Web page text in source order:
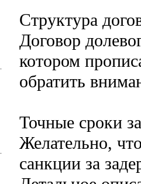
Структура
Договор
котором
обратить
Точные сроки
Желательно,
санкции за